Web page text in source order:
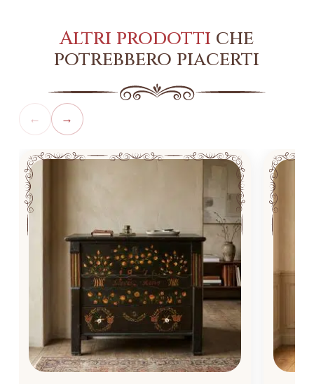
Altri prodotti che
potrebbero piacerti
← →